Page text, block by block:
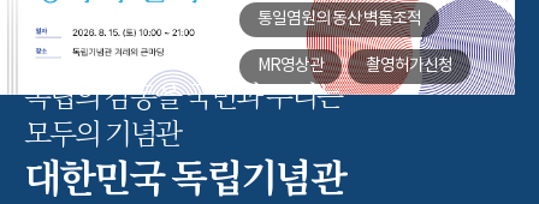
통일염원의 동산벽돌조적
MR영상관 촬영허가신청
독립의 감동을 국민과 누리는
모두의 기념관
대한민국 독립기념관